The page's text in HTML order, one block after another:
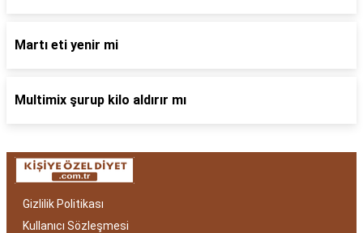
Martı eti yenir mi
Multimix şurup kilo aldırır mı
Gizlilik Politikası
Kullanıcı Sözleşmesi